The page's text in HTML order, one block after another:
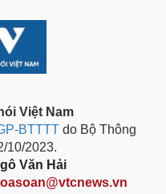
Việt Nam
BTTTT do Bộ Thông
10/2023.
Văn Hải